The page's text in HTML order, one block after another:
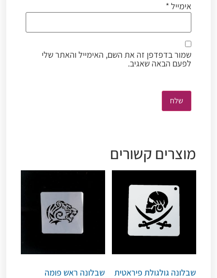
אימייל*
שמור בדפדפן זה את השם, האימייל והאתר שלי
לפעם הבאה שאגיב.
מוצרים קשורים
שבלונה גולגולת פיראטית
שבלונה ראש פומה